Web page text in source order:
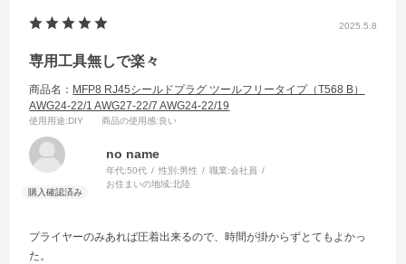
2025.5.8
専用工具無しで楽々
商品名： MFP8 RJ45シールドプラグ ツールフリータイプ（T568 B）
AWG24-22/1 AWG27-22/7 AWG24-22/19
使用用途:DIY 商品の使用感:良い
no name
年代:50代 性別:男性 職業:会社員
お住まいの地域:北陸
プライヤーのみあれば圧着出来るので、時間が掛からずとてもよかっ
た。